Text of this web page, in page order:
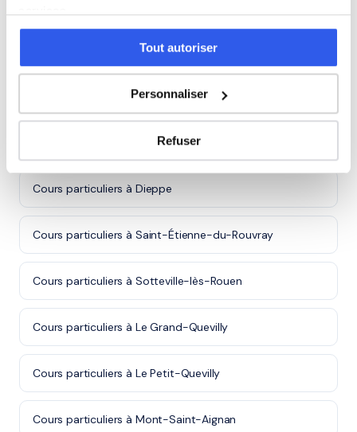
Tout autoriser
Personnaliser
Refuser
Autres villes dans le 76
Cours particuliers à Le Havre
Cours particuliers à Rouen
Cours particuliers à Dieppe
Cours particuliers à Saint-Étienne-du-Rouvray
Cours particuliers à Sotteville-lès-Rouen
Cours particuliers à Le Grand-Quevilly
Cours particuliers à Le Petit-Quevilly
Cours particuliers à Mont-Saint-Aignan